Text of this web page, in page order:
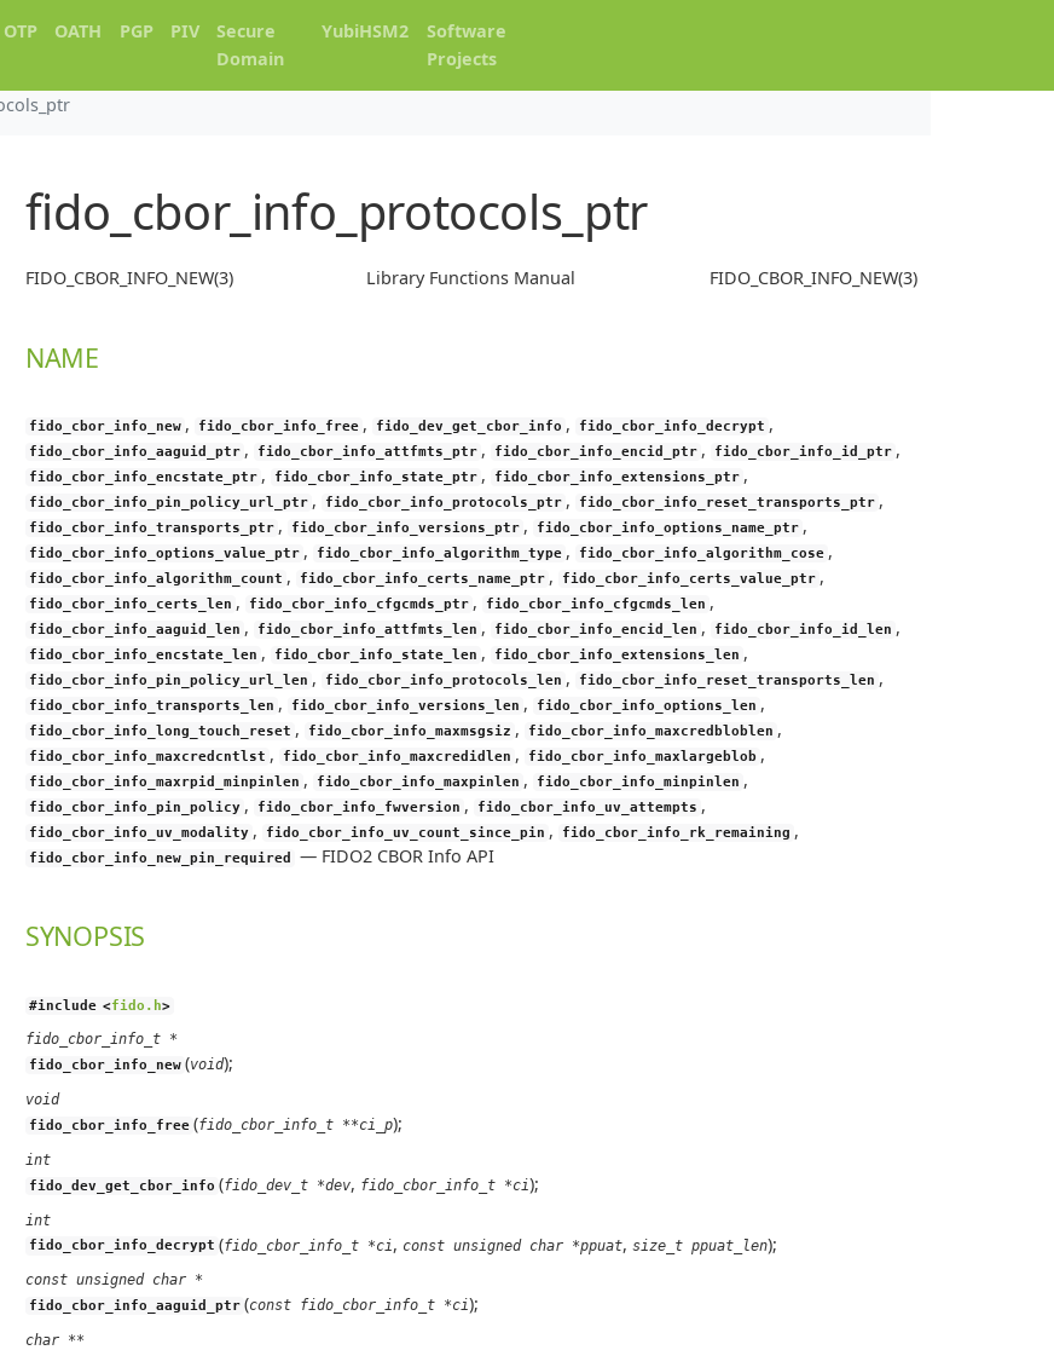
OTP OATH PGP PIV
Secure
Domain
YubiHSM2
Software
Projects
fido_cbor_info_protocols_ptr
FIDO_CBOR_INFO_NEW(3) Library Functions Manual FIDO_CBOR_INFO_NEW(3)
NAME
fido_cbor_info_new , fido_cbor_info_free , fido_dev_get_cbor_info , fido_cbor_info_decrypt ,
fido_cbor_info_aaguid_ptr , fido_cbor_info_attfmts_ptr , fido_cbor_info_encid_ptr , fido_cbor_info_id_ptr ,
fido_cbor_info_encstate_ptr , fido_cbor_info_state_ptr , fido_cbor_info_extensions_ptr ,
fido_cbor_info_pin_policy_url_ptr , fido_cbor_info_protocols_ptr , fido_cbor_info_reset_transports_ptr ,
fido_cbor_info_transports_ptr , fido_cbor_info_versions_ptr , fido_cbor_info_options_name_ptr ,
fido_cbor_info_options_value_ptr , fido_cbor_info_algorithm_type , fido_cbor_info_algorithm_cose ,
fido_cbor_info_algorithm_count , fido_cbor_info_certs_name_ptr , fido_cbor_info_certs_value_ptr ,
fido_cbor_info_certs_len , fido_cbor_info_cfgcmds_ptr , fido_cbor_info_cfgcmds_len ,
fido_cbor_info_aaguid_len , fido_cbor_info_attfmts_len , fido_cbor_info_encid_len , fido_cbor_info_id_len ,
fido_cbor_info_encstate_len , fido_cbor_info_state_len , fido_cbor_info_extensions_len ,
fido_cbor_info_pin_policy_url_len , fido_cbor_info_protocols_len , fido_cbor_info_reset_transports_len ,
fido_cbor_info_transports_len , fido_cbor_info_versions_len , fido_cbor_info_options_len ,
fido_cbor_info_long_touch_reset , fido_cbor_info_maxmsgsiz , fido_cbor_info_maxcredbloblen ,
fido_cbor_info_maxcredcntlst , fido_cbor_info_maxcredidlen , fido_cbor_info_maxlargeblob ,
fido_cbor_info_maxrpid_minpinlen , fido_cbor_info_maxpinlen , fido_cbor_info_minpinlen ,
fido_cbor_info_pin_policy , fido_cbor_info_fwversion , fido_cbor_info_uv_attempts ,
fido_cbor_info_uv_modality , fido_cbor_info_uv_count_since_pin , fido_cbor_info_rk_remaining ,
fido_cbor_info_new_pin_required — FIDO2 CBOR Info API
SYNOPSIS
#include <fido.h>
fido_cbor_info_t *
fido_cbor_info_new (void);
void
fido_cbor_info_free (fido_cbor_info_t **ci_p);
int
fido_dev_get_cbor_info (fido_dev_t *dev, fido_cbor_info_t *ci);
int
fido_cbor_info_decrypt (fido_cbor_info_t *ci, const unsigned char *ppuat, size_t ppuat_len);
const unsigned char *
fido_cbor_info_aaguid_ptr (const fido_cbor_info_t *ci);
char **